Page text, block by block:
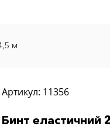
м
Артикул: 11356
Бинт еластичний